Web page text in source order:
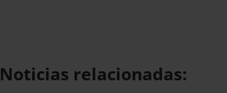
Noticias relacionadas: